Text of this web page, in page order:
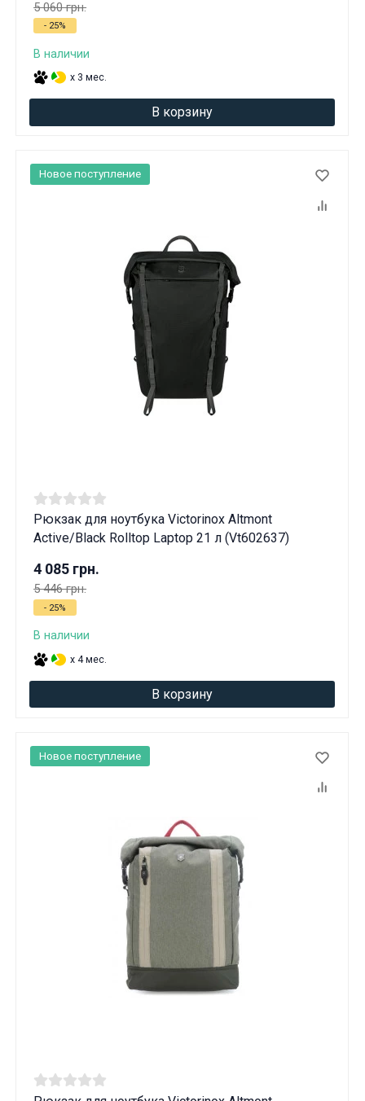
5 060 грн.
- 25%
В наличии
x 3 мес.
В корзину
Рюкзак для ноутбука Victorinox Altmont
Active/Black Rolltop Laptop 21 л (Vt602637)
4 085 грн.
5 446 грн.
- 25%
В наличии
x 4 мес.
В корзину
Новое поступление
Новое поступление